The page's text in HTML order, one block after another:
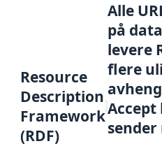
Resource
Description
Framework
(RDF)
Alle
på
levere
flere
Accept
sender